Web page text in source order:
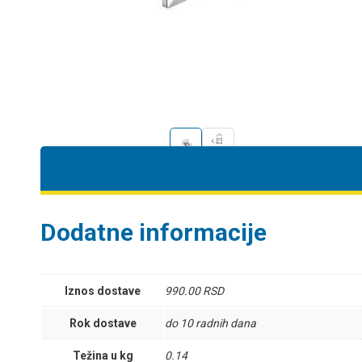
Dodatne informacije
Iznos dostave 990.00 RSD
Rok dostave do 10 radnih dana
Težina u kg 0.14